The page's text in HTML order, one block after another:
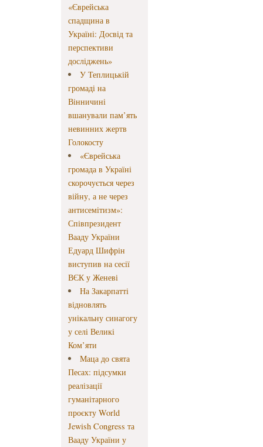
«Єврейська
спадщина в
Україні: Досвід та
перспективи
досліджень»
У Теплицькій
громаді на
Вінничині
вшанували пам’ять
невинних жертв
Голокосту
«Єврейська
громада в Україні
скорочується через
війну, а не через
антисемітизм»:
Співпрезидент
Вааду України
Едуард Шифрін
виступив на сесії
ВЄК у Женеві
На Закарпатті
відновлять
унікальну синагогу
у селі Великі
Ком’яти
Маца до свята
Песах: підсумки
реалізації
гуманітарного
проєкту World
Jewish Congress та
Вааду України у